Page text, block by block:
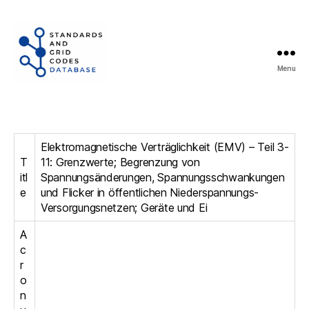
Codes
Database
Menu
T
itl
e
Elektromagnetische Verträglichkeit (EMV) – Teil 3-
11: Grenzwerte; Begrenzung von
Spannungsänderungen, Spannungsschwankungen
und Flicker in öffentlichen Niederspannungs-
Versorgungsnetzen; Geräte und Ei
A
c
r
o
n